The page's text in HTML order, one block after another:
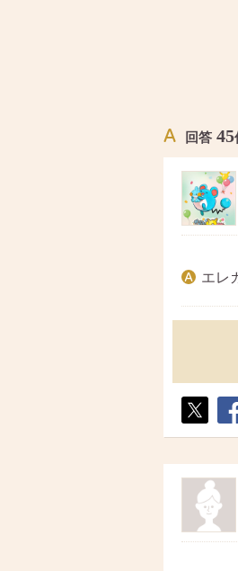
回答 45
エレ
ト
ア